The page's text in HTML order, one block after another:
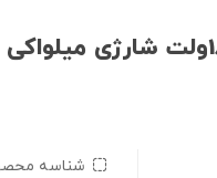
شناسه